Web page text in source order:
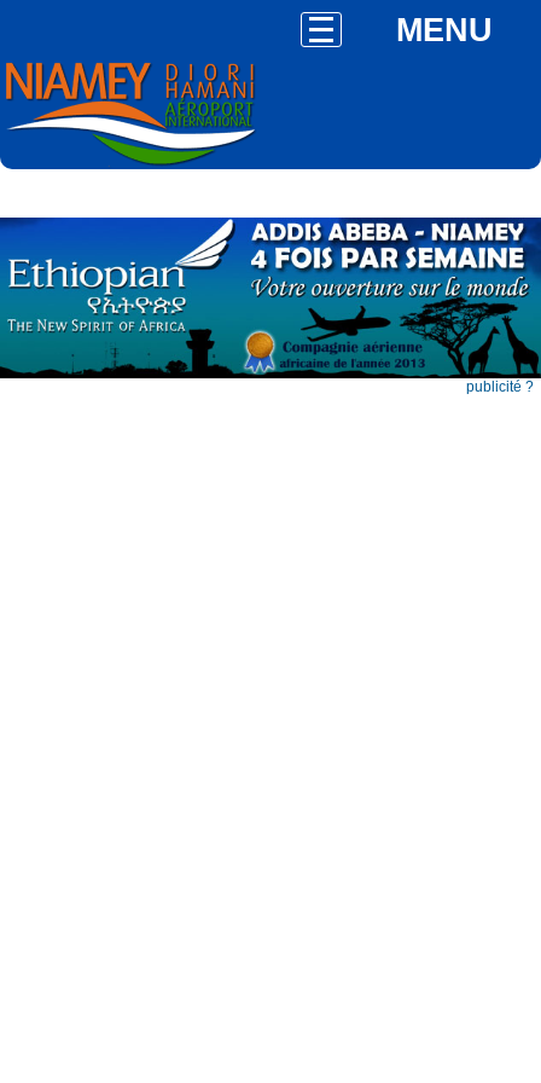
MENU
publicité ?